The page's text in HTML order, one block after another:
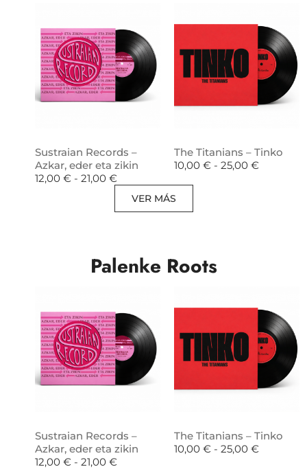
Sustraian Records –
Azkar, eder eta zikin
12,00 € - 21,00 €
The Titanians – Tinko
10,00 € - 25,00 €
VER MÁS
Palenke Roots
Sustraian Records –
Azkar, eder eta zikin
12,00 € - 21,00 €
The Titanians – Tinko
10,00 € - 25,00 €